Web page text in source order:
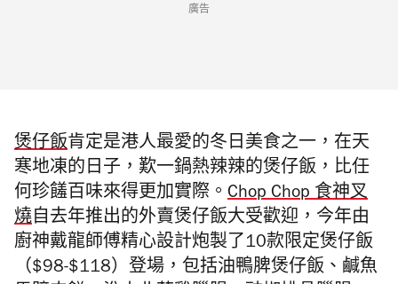
廣告
煲仔飯肯定是港人最愛的冬日美食之一，在天
寒地凍的日子，歎一鍋熱辣辣的煲仔飯，比任
何珍饈百味來得更加實際。 Chop Chop 食神叉
燒自去年推出的外賣煲仔飯大受歡迎，今年由
廚神戴龍師傅精心設計炮製了10款限定煲仔飯
（$98-$118）登場， 包括油鴨脾煲仔飯 、 鹹魚